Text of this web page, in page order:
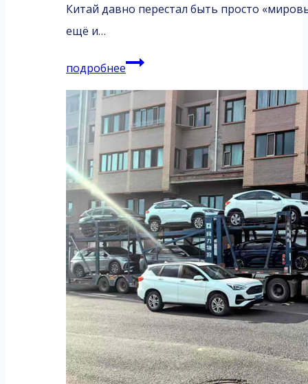
Китай давно перестал быть просто
ещё и…
подробнееАвтомобильная
Dongchedi